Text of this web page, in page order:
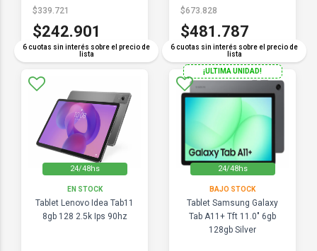
6 cuotas sin interés sobre el precio de
lista
$339.721
$242.901
6 cuotas sin interés sobre el precio de
lista
$673.828
$481.787
24/48hs
EN STOCK
Tablet Lenovo Idea Tab11
8gb 128 2.5k Ips 90hz
24/48hs
¡ULTIMA UNIDAD!
BAJO STOCK
Tablet Samsung Galaxy
Tab A11+ Tft 11.0" 6gb
128gb Silver